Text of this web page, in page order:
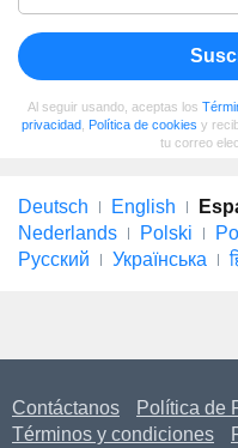
Al seguir usando, aceptas los
privacidad, Política de cookies y
tu correo
Deutsch English
Nederlands
Polski
Русский
Українська
Contáctanos
Política de
Términos y condiciones